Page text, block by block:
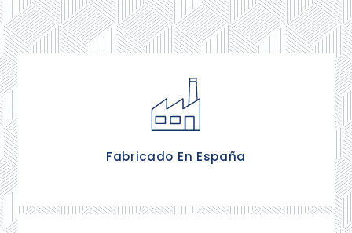
Fabricado En España
Marca Española, todos nuestros colchones y bases